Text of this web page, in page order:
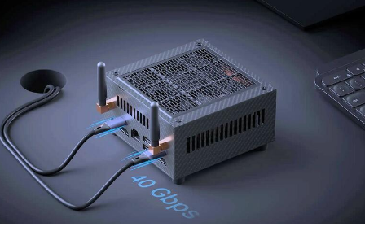
4 Ports. Mit der leistungsstarken Intel Core
CPU ist dieser neue Mini-PC viel leistungsfähiger,
und für den Einsatz im Büro und zu Hause oder in
Umgebungen verfügbar.